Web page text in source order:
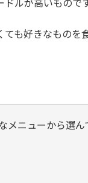
ルが高いものです
ても好きなものを
メニューから選ん